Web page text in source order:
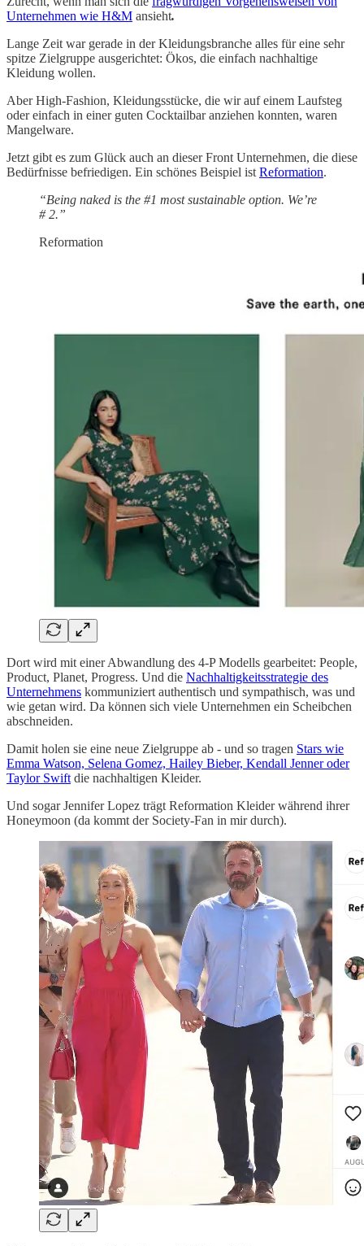
Unternehmen wie H&M ansieht.
Lange Zeit war gerade in der Kleidungsbranche alles für eine sehr
spitze Zielgruppe ausgerichtet: Ökos, die einfach nachhaltige
Kleidung wollen.
Aber High-Fashion, Kleidungsstücke, die wir auf einem Laufsteg
oder einfach in einer guten Cocktailbar anziehen konnten, waren
Mangelware.
Jetzt gibt es zum Glück auch an dieser Front Unternehmen, die diese
Bedürfnisse befriedigen. Ein schönes Beispiel ist Reformation.
“Being naked is the #1 most sustainable option. We’re
# 2.”
Reformation
Dort wird mit einer Abwandlung des 4-P Modells gearbeitet: People,
Product, Planet, Progress. Und die Nachhaltigkeitsstrategie des
Unternehmens kommuniziert authentisch und sympathisch, was und
wie getan wird. Da können sich viele Unternehmen ein Scheibchen
abschneiden.
Damit holen sie eine neue Zielgruppe ab - und so tragen Stars wie
Emma Watson, Selena Gomez, Hailey Bieber, Kendall Jenner oder
Taylor Swift die nachhaltigen Kleider.
Und sogar Jennifer Lopez trägt Reformation Kleider während ihrer
Honeymoon (da kommt der Society-Fan in mir durch).